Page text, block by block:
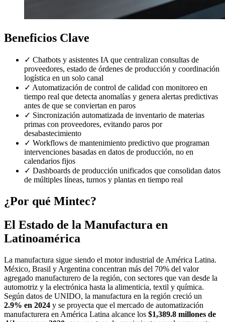
Beneficios Clave
✓ Chatbots y asistentes IA que centralizan consultas de
proveedores, estado de órdenes de producción y coordinación
logística en un solo canal
✓ Automatización de control de calidad con monitoreo en
tiempo real que detecta anomalías y genera alertas predictivas
antes de que se conviertan en paros
✓ Sincronización automatizada de inventario de materias
primas con proveedores, evitando paros por
desabastecimiento
✓ Workflows de mantenimiento predictivo que programan
intervenciones basadas en datos de producción, no en
calendarios fijos
✓ Dashboards de producción unificados que consolidan datos
de múltiples líneas, turnos y plantas en tiempo real
¿Por qué Mintec?
El Estado de la Manufactura en
Latinoamérica
La manufactura sigue siendo el motor industrial de América Latina.
México, Brasil y Argentina concentran más del 70% del valor
agregado manufacturero de la región, con sectores que van desde la
automotriz y la electrónica hasta la alimenticia, textil y química.
Según datos de UNIDO, la manufactura en la región creció un
2.9% en 2024 y se proyecta que el mercado de automatización
manufacturera en América Latina alcance los $1,389.8 millones de